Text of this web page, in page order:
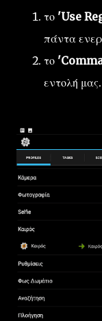
το 'Use
πάντα
το
εντολή μας.